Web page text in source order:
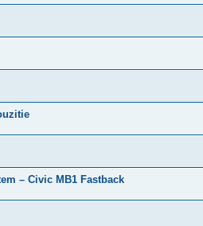
– Civic MB1 Fastback